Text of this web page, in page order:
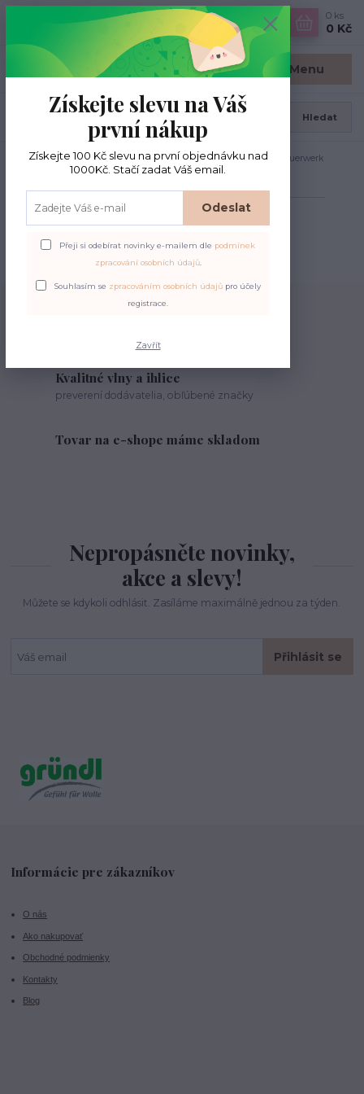
Menu
CZK
Hledat
0 ks
0 Kč
Úvod PONOŽKOVÉ PŘÍZE DLE ZNAČKY Opal Feuerwerk
Feuerwerk
V této kategorii nebylo nalezeno žádné zboží.
Kvalitné vlny a ihlice
preverení dodávatelia, obľúbené značky
Tovar na e-shope máme skladom
Nepropásněte novinky,
akce a slevy!
Můžete se kdykoli odhlásit. Zasíláme maximálně jednou za týden.
Přihlásit se
Informácie pre zákazníkov
O nás
Ako nakupovať
Obchodné podmienky
Kontakty
Blog
Získejte slevu na Váš
první nákup
Získejte 100 Kč slevu na první objednávku nad
1000Kč. Stačí zadat Váš email.
Odeslat
Přeji si odebírat novinky e-mailem dle podmínek
zpracování osobních údajů.
Souhlasím se zpracováním osobních údajůpro účely
registrace.
Zavřít